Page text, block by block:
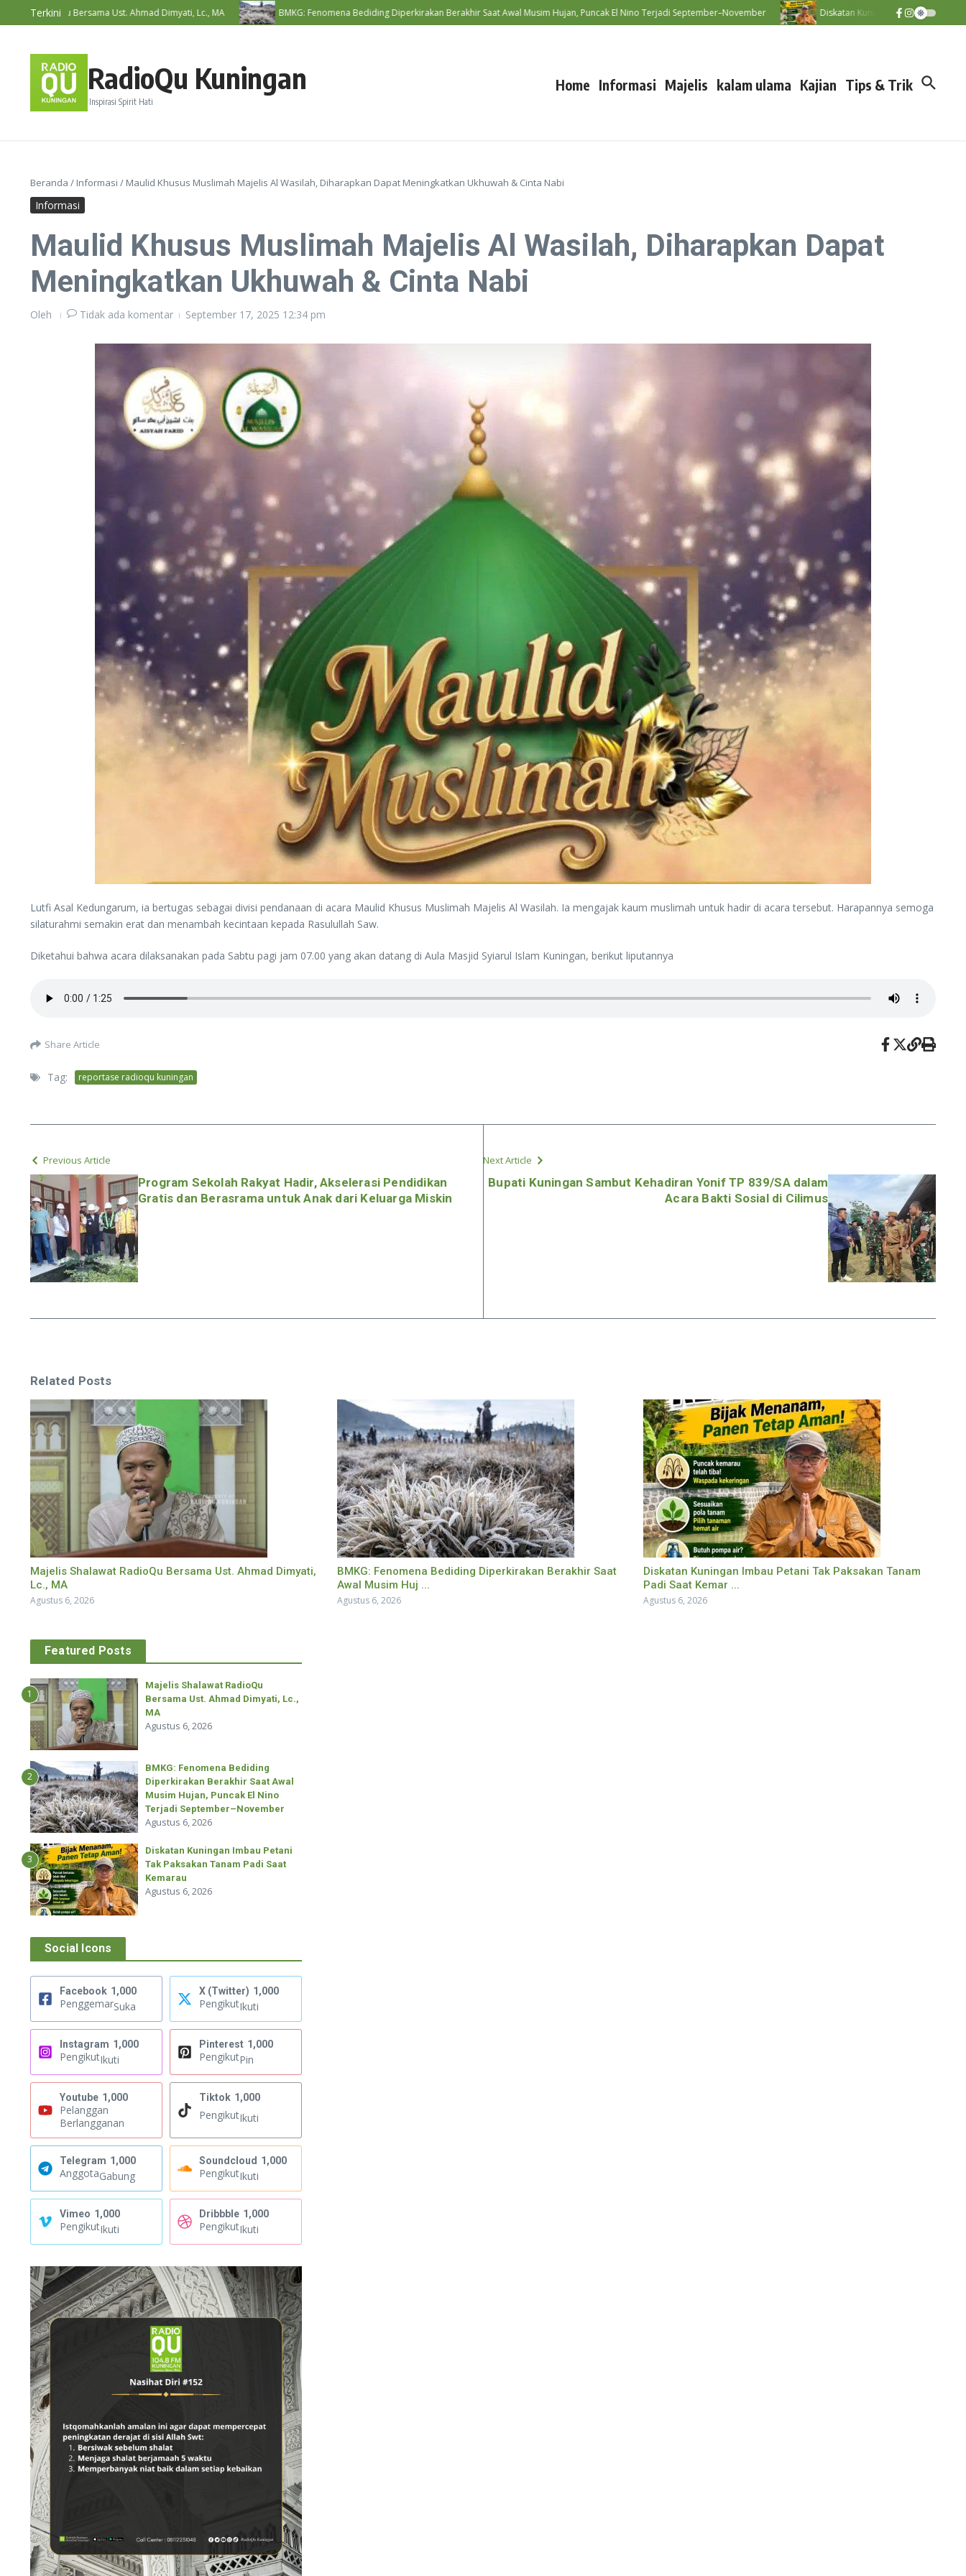
Lewati ke konten
Terkini
Bersama Ust. Ahmad Dimyati, Lc., MA BMKG: Fenomena Bediding Diperkirakan Berakhir Saat Awal Musim Hujan, Puncak El Nino Terjadi September–November Diskatan Kuningan Imbau Petani Tak
RadioQu Kuningan
Inspirasi Spirit Hati
Home Informasi Majelis kalam ulama Kajian Tips & Trik
Beranda / Informasi / Maulid Khusus Muslimah Majelis Al Wasilah, Diharapkan Dapat Meningkatkan Ukhuwah & Cinta Nabi
Informasi
Maulid Khusus Muslimah Majelis Al Wasilah, Diharapkan Dapat
Meningkatkan Ukhuwah & Cinta Nabi
Oleh Tidak ada komentar September 17, 2025 12:34 pm
Lutfi Asal Kedungarum, ia bertugas sebagai divisi pendanaan di acara Maulid Khusus Muslimah Majelis Al Wasilah. Ia mengajak kaum muslimah untuk hadir di acara tersebut. Harapannya semoga
silaturahmi semakin erat dan menambah kecintaan kepada Rasulullah Saw.
Diketahui bahwa acara dilaksanakan pada Sabtu pagi jam 07.00 yang akan datang di Aula Masjid Syiarul Islam Kuningan, berikut liputannya
Share Article
Tag: reportase radioqu kuningan
Previous Article
Program Sekolah Rakyat Hadir, Akselerasi Pendidikan
Gratis dan Berasrama untuk Anak dari Keluarga Miskin
Next Article
Bupati Kuningan Sambut Kehadiran Yonif TP 839/SA dalam
Acara Bakti Sosial di Cilimus
Related Posts
Majelis Shalawat RadioQu Bersama Ust. Ahmad Dimyati,
Lc., MA
Agustus 6, 2026
BMKG: Fenomena Bediding Diperkirakan Berakhir Saat
Awal Musim Huj ...
Agustus 6, 2026
Diskatan Kuningan Imbau Petani Tak Paksakan Tanam
Padi Saat Kemar ...
Agustus 6, 2026
Featured Posts
1
Majelis Shalawat RadioQu
Bersama Ust. Ahmad Dimyati, Lc.,
MA
Agustus 6, 2026
2
BMKG: Fenomena Bediding
Diperkirakan Berakhir Saat Awal
Musim Hujan, Puncak El Nino
Terjadi September–November
Agustus 6, 2026
3
Diskatan Kuningan Imbau Petani
Tak Paksakan Tanam Padi Saat
Kemarau
Agustus 6, 2026
Social Icons
Facebook 1,000
PenggemarSuka
X (Twitter) 1,000
PengikutIkuti
Instagram 1,000
PengikutIkuti
Pinterest 1,000
PengikutPin
Youtube 1,000
Pelanggan
Berlangganan
Tiktok 1,000
PengikutIkuti
Telegram 1,000
AnggotaGabung
Soundcloud 1,000
PengikutIkuti
Vimeo 1,000
PengikutIkuti
Dribbble 1,000
PengikutIkuti